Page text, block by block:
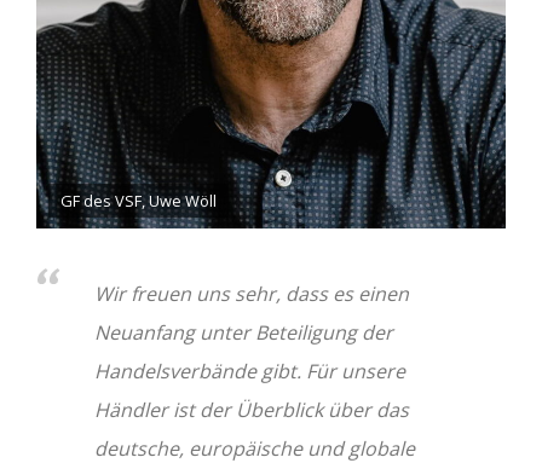
GF des VSF, Uwe Wöll
Wir freuen uns sehr, dass es einen
Neuanfang unter Beteiligung der
Handelsverbände gibt. Für unsere
Händler ist der Überblick über das
deutsche, europäische und globale